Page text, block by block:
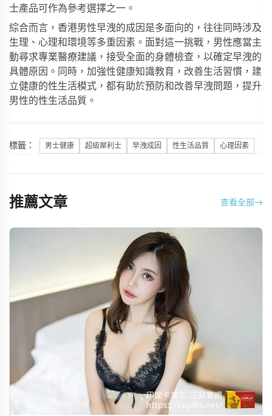
士產品可作為參考選擇之一。
綜合而言，香港男性早洩的成因是多面向的，往往同時涉及
生理、心理和環境等多重因素。面對這一挑戰，男性應當主
動尋求專業醫療建議，接受全面的身體檢查，以確定早洩的
具體原因。同時，加強性健康知識教育，改善生活習慣，建
立健康的性生活模式，都有助於預防和改善早洩問題，提升
男性的性生活品質。
標籤： 男士健康 超級犀利士 早洩成因 性生活品質 心理因素
推薦文章 查看全部→